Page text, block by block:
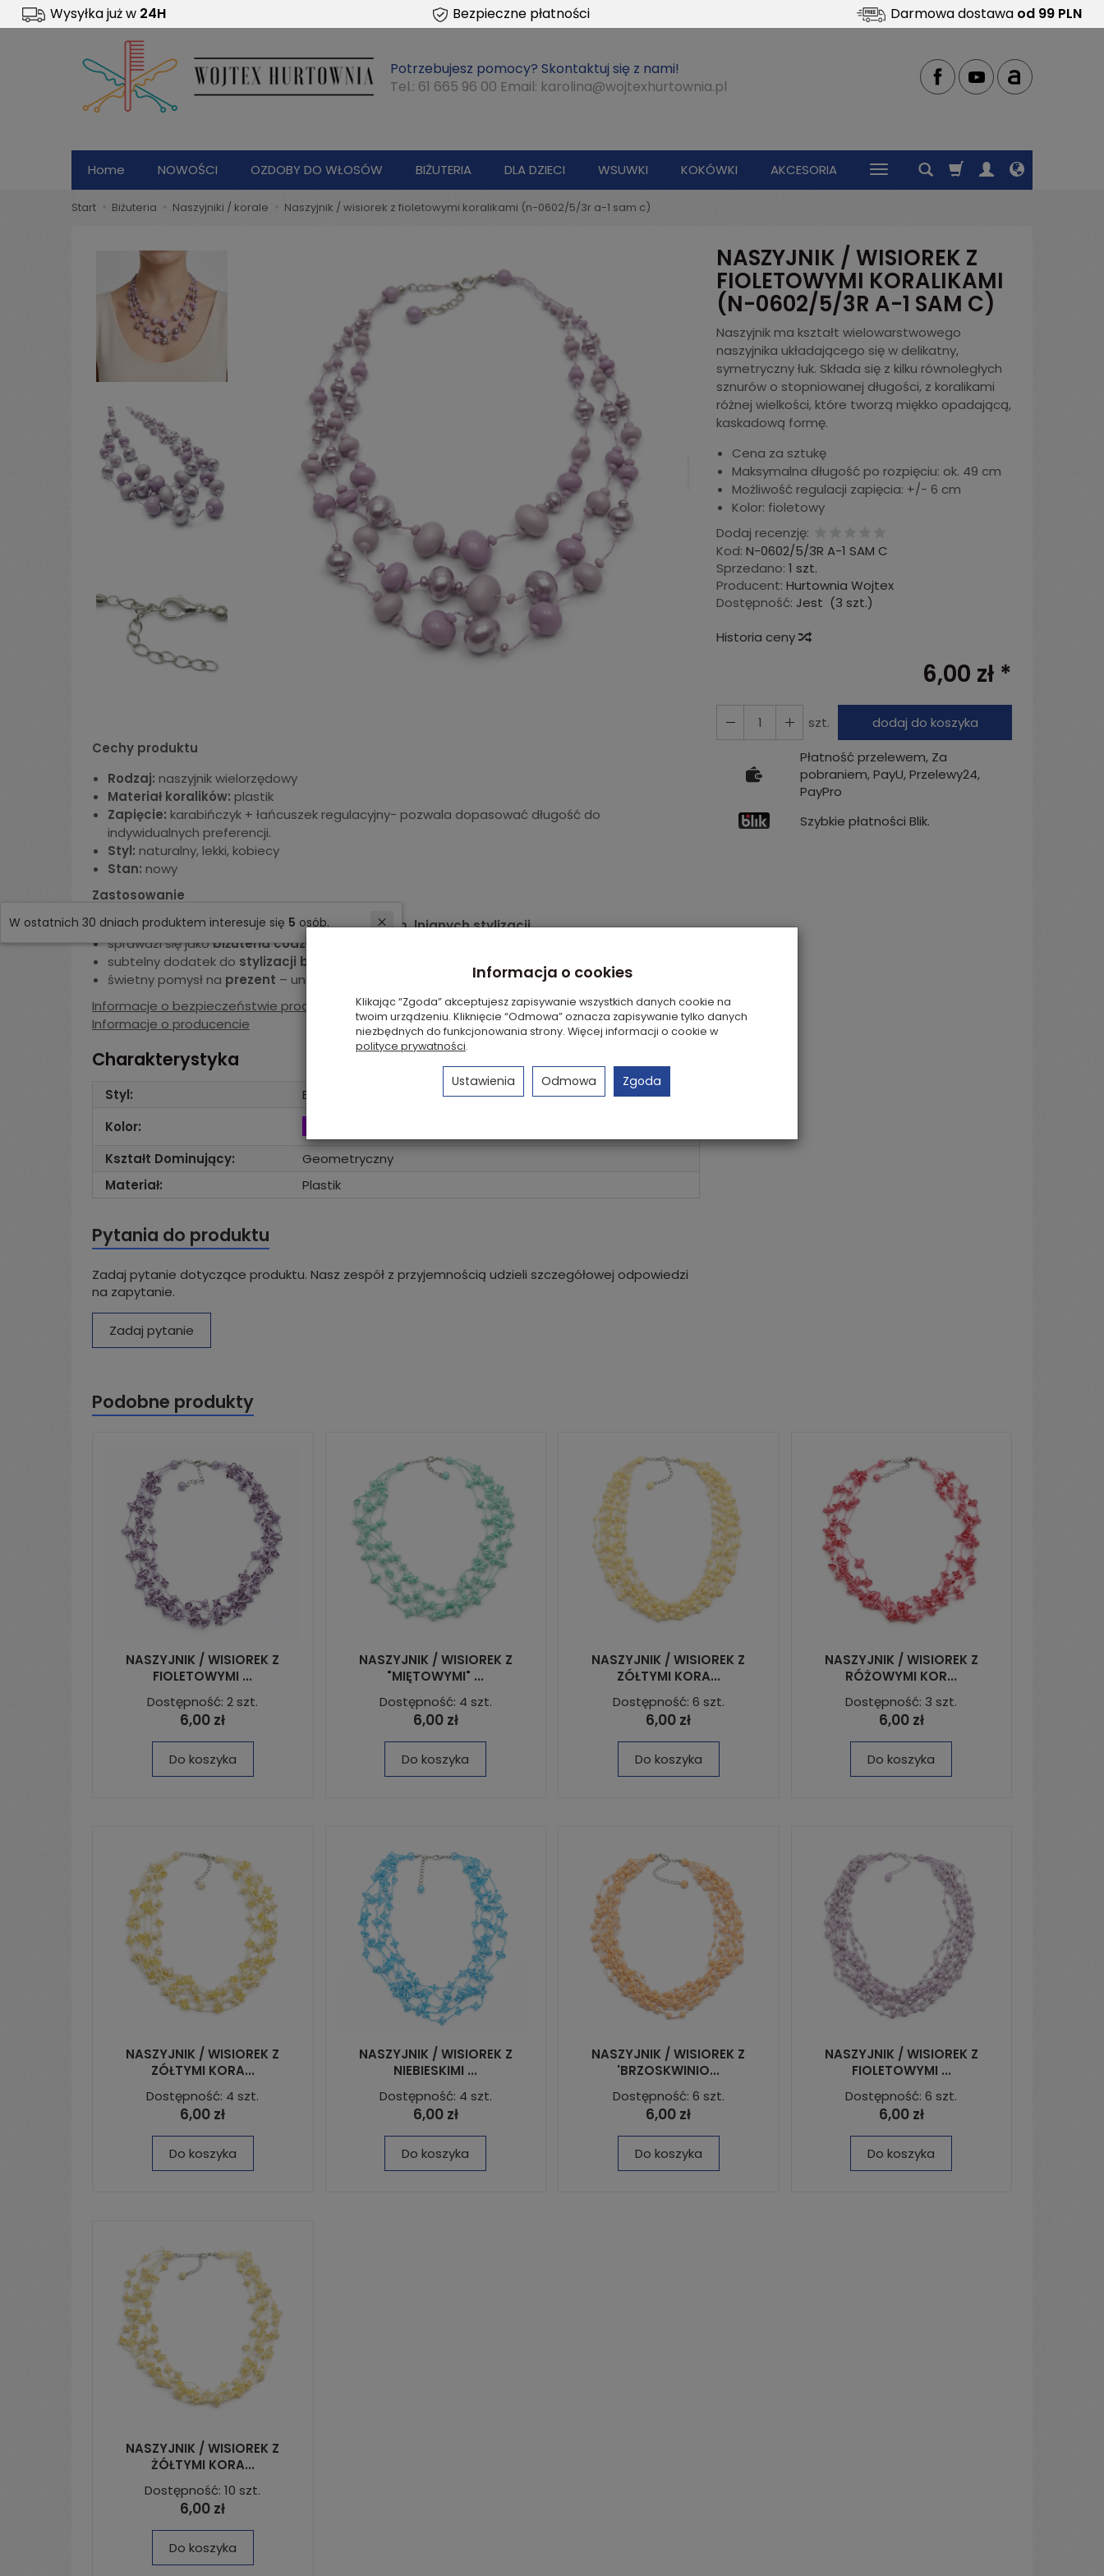
Potrzebujesz pomocy? Skontaktuj się z nami!
Tel.: 61 665 96 00 Email: karolina@wojtexhurtownia.pl
Wysyłka już w 24H Bezpieczne płatności Darmowa dostawa od 99 PLN
Home NOWOŚCI OZDOBY DO WŁOSÓW BIŻUTERIA DLA DZIECI WSUWKI KOKÓWKI AKCESORIA
start biżuteria naszyjniki / korale naszyjnik / wisiorek z fioletowymi koralikami (n-0602/5/3r a-1 sam c)
NASZYJNIK / WISIOREK Z
FIOLETOWYMI KORALIKAMI
(N-0602/5/3R A-1 SAM C)
Naszyjnik ma kształt wielowarstwowego
naszyjnika układającego się w delikatny,
symetryczny łuk. Składa się z kilku równoległych
sznurów o stopniowanej długości, z koralikami
różnej wielkości, które tworzą miękko opadającą,
kaskadową formę.
Cena za sztukę
Maksymalna długość po rozpięciu: ok. 49 cm
Możliwość regulacji zapięcia: +/- 6 cm
Kolor: fioletowy
Dodaj recenzję:
Kod: N-0602/5/3R A-1 SAM C
Sprzedano: 1 szt.
Producent: Hurtownia Wojtex
Dostępność: Jest (3 szt.)
Historia ceny
6,00 zł *
szt.
dodaj do koszyka
Płatność przelewem, Za
pobraniem, PayU, Przelewy24,
PayPro
Szybkie płatności Blik.
Cechy produktu
Rodzaj: naszyjnik wielorzędowy
Materiał koralików: plastik
Zapięcie: karabińczyk + łańcuszek regulacyjny- pozwala dopasować długość do
indywidualnych preferencji.
Styl: naturalny, lekki, kobiecy
Stan: nowy
Zastosowanie
idealnydo letnich sukienek, bluzek z dekoltem, lnianych stylizacji
sprawdzi się jakobiżuteria codzienna
subtelny dodatek do stylizacji boho, romantycznych i casualowych
świetny pomysł na prezent – uniwersalny kolor i ponadczasowy styl
Informacje o bezpieczeństwie produktu
Informacje o producencie
Charakterystyka
Styl:
Boho / Etno, Dziecięcy, Klasyczny, Na co dzień
Kolor:
Kształt Dominujący:
Geometryczny
Materiał:
Plastik
Pytania do produktu
Zadaj pytanie dotyczące produktu. Nasz zespół z przyjemnością udzieli szczegółowej odpowiedzi
na zapytanie.
Zadaj pytanie
Podobne produkty
NASZYJNIK / WISIOREK Z
FIOLETOWYMI ...
Dostępność: 2 szt.
6,00 zł
Do koszyka
NASZYJNIK / WISIOREK Z
"MIĘTOWYMI" ...
Dostępność: 4 szt.
6,00 zł
Do koszyka
NASZYJNIK / WISIOREK Z
ZÓŁTYMI KORA...
Dostępność: 6 szt.
6,00 zł
Do koszyka
NASZYJNIK / WISIOREK Z
RÓŻOWYMI KOR...
Dostępność: 3 szt.
6,00 zł
Do koszyka
NASZYJNIK / WISIOREK Z
ZÓŁTYMI KORA...
Dostępność: 4 szt.
6,00 zł
Do koszyka
NASZYJNIK / WISIOREK Z
NIEBIESKIMI ...
Dostępność: 4 szt.
6,00 zł
Do koszyka
NASZYJNIK / WISIOREK Z
'BRZOSKWINIO...
Dostępność: 6 szt.
6,00 zł
Do koszyka
NASZYJNIK / WISIOREK Z
FIOLETOWYMI ...
Dostępność: 6 szt.
6,00 zł
Do koszyka
NASZYJNIK / WISIOREK Z
ŻÓŁTYMI KORA...
Dostępność: 10 szt.
6,00 zł
Do koszyka
W ostatnich 30 dniach produktem interesuje się 5 osób.
Informacja o cookies
Klikając “Zgoda” akceptujesz zapisywanie wszystkich danych cookie na
twoim urządzeniu. Kliknięcie “Odmowa” oznacza zapisywanie tylko danych
niezbędnych do funkcjonowania strony. Więcej informacji o cookie w
polityce prywatności.
Ustawienia Odmowa Zgoda